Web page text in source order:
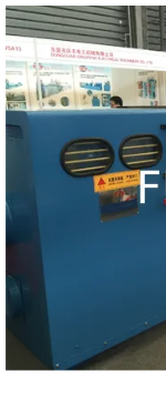
गुणवत्ता
नियंत्रण
हमसे
संपर्क
करें
समाचार
मामले